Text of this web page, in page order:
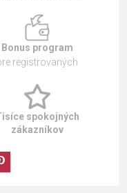
Bonus program
registrovaných
spokojných
zákazníkov